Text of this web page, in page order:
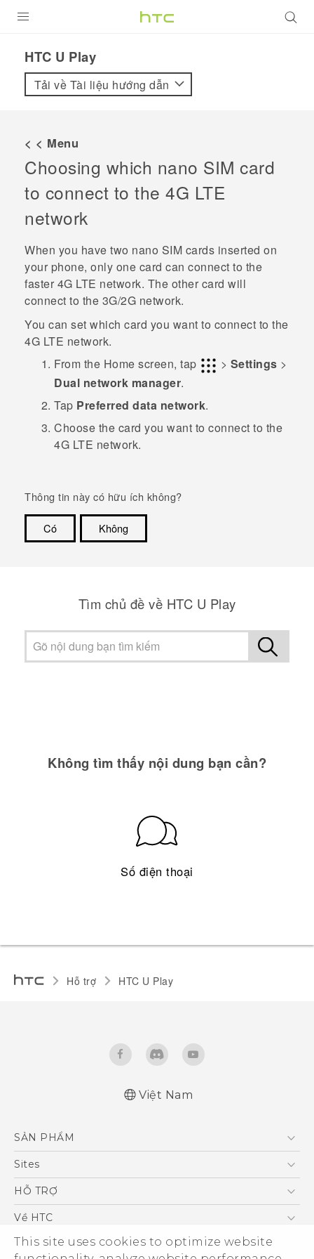
This site uses cookies to optimize website
VIVE
VIVERSE
ỨNG DỤNG
HỖ TRỢ
HTC U Play‎
Tải về Tài liệu hướng dẫn
< < Menu
Choosing which nano SIM card
to connect to the 4G LTE
network
When you have two nano SIM cards inserted on
your phone, only one card can connect to the
faster 4G LTE network. The other card will
connect to the 3G/2G network.
You can set which card you want to connect to the
4G LTE network.
From the Home screen, tap > Settings >
Dual network manager.
Tap Preferred data network.
Choose the card you want to connect to the
4G LTE network.
Thông tin này có hữu ích không?
Có
Không
Tìm chủ đề về HTC U Play
Không tìm thấy nội dung bạn cần?
Số điện thoại
Hỗ trợ HTC U Play‎
Việt Nam
SẢN PHẨM
5G
Điện Thoại Thông Minh
VIVE
Sites
HTC Dev
HỖ TRỢ
Trung tâm hỗ trợ
Hỗ trợ bảo hành HTC
Về HTC
ESG